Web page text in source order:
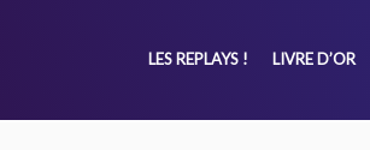
LES REPLAYS ! LIVRE D’OR